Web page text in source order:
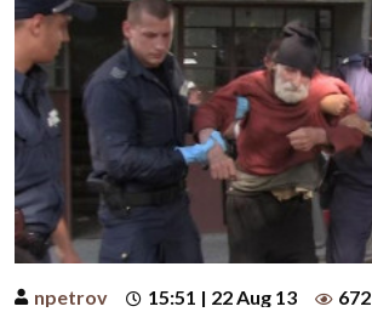
npetrov 15:51 | 22 Aug 13 672